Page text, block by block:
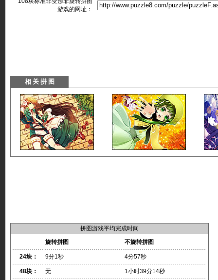
游戏的网址：
拼图游戏平均完成时间
旋转拼图
不旋转拼图
24块： 9分1秒 4分57秒
48块： 无 1小时39分14秒